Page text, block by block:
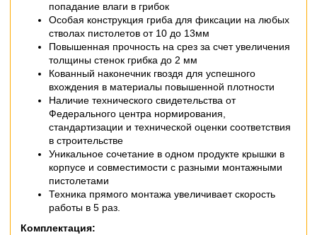
попадание влаги в грибок
Особая конструкция гриба для фиксации на любых
стволах пистолетов от 10 до 13мм
Повышенная прочность на срез за счет увеличения
толщины стенок грибка до 2 мм
Кованный наконечник гвоздя для успешного
вхождения в материалы повышенной плотности
Наличие технического свидетельства от
Федерального центра нормирования,
стандартизации и технической оценки соответствия
в строительстве
Уникальное сочетание в одном продукте крышки в
корпусе и совместимости с разными монтажными
пистолетами
Техника прямого монтажа увеличивает скорость
работы в 5 раз.
Комплектация: